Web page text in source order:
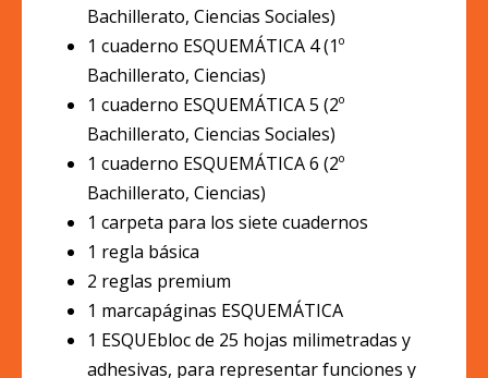
Bachillerato, Ciencias Sociales)
1 cuaderno ESQUEMÁTICA 4 (1º
Bachillerato, Ciencias)
1 cuaderno ESQUEMÁTICA 5 (2º
Bachillerato, Ciencias Sociales)
1 cuaderno ESQUEMÁTICA 6 (2º
Bachillerato, Ciencias)
1 carpeta para los siete cuadernos
1 regla básica
2 reglas premium
1 marcapáginas ESQUEMÁTICA
1 ESQUEbloc de 25 hojas milimetradas y
adhesivas, para representar funciones y